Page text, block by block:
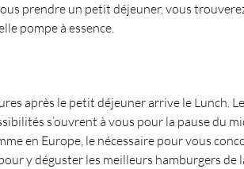
prendre un petit déjeuner, vous
pompe à essence.
après le petit déjeuner arrive le Lunch.
s’ouvrent à vous pour la pause du
en Europe, le nécessaire pour vous
y déguster les meilleurs hamburgers de